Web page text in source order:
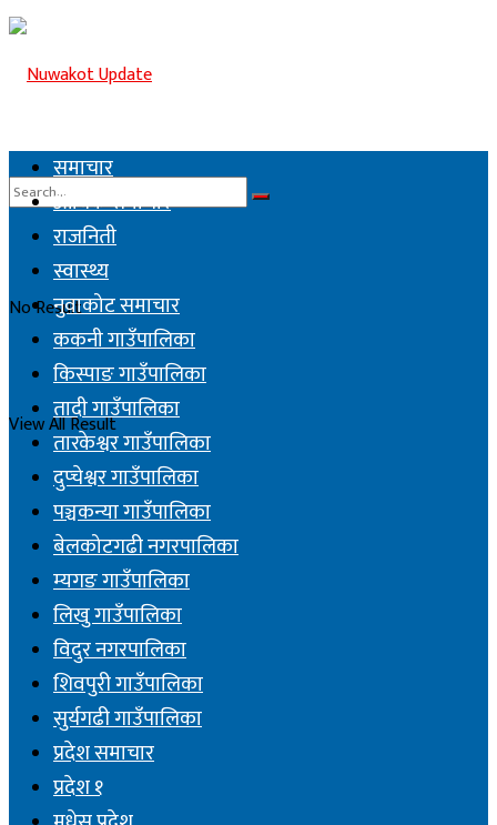
No Result
View All Result
समाचार
आर्थिक समाचार
राजनिती
स्वास्थ्य
नुवाकोट समाचार
ककनी गाउँपालिका
किस्पाङ गाउँपालिका
तादी गाउँपालिका
तारकेश्वर गाउँपालिका
दुप्चेश्वर गाउँपालिका
पञ्चकन्या गाउँपालिका
बेलकोटगढी नगरपालिका
म्यगङ गाउँपालिका
लिखु गाउँपालिका
विदुर नगरपालिका
शिवपुरी गाउँपालिका
सुर्यगढी गाउँपालिका
प्रदेश समाचार
प्रदेश १